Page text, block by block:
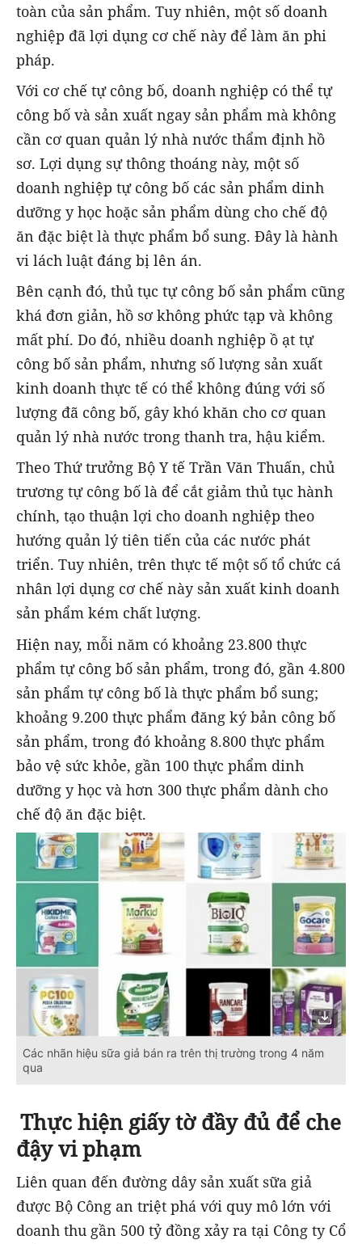
toàn của sản phẩm. Tuy nhiên, một số doanh
nghiệp đã lợi dụng cơ chế này để làm ăn phi
pháp.
Với cơ chế tự công bố, doanh nghiệp có thể tự
công bố và sản xuất ngay sản phẩm mà không
cần cơ quan quản lý nhà nước thẩm định hồ
sơ. Lợi dụng sự thông thoáng này, một số
doanh nghiệp tự công bố các sản phẩm dinh
dưỡng y học hoặc sản phẩm dùng cho chế độ
ăn đặc biệt là thực phẩm bổ sung. Đây là hành
vi lách luật đáng bị lên án.
Bên cạnh đó, thủ tục tự công bố sản phẩm cũng
khá đơn giản, hồ sơ không phức tạp và không
mất phí. Do đó, nhiều doanh nghiệp ồ ạt tự
công bố sản phẩm, nhưng số lượng sản xuất
kinh doanh thực tế có thể không đúng với số
lượng đã công bố, gây khó khăn cho cơ quan
quản lý nhà nước trong thanh tra, hậu kiểm.
Theo Thứ trưởng Bộ Y tế Trần Văn Thuấn, chủ
trương tự công bố là để cắt giảm thủ tục hành
chính, tạo thuận lợi cho doanh nghiệp theo
hướng quản lý tiên tiến của các nước phát
triển. Tuy nhiên, trên thực tế một số tổ chức cá
nhân lợi dụng cơ chế này sản xuất kinh doanh
sản phẩm kém chất lượng.
Hiện nay, mỗi năm có khoảng 23.800 thực
phẩm tự công bố sản phẩm, trong đó, gần 4.800
sản phẩm tự công bố là thực phẩm bổ sung;
khoảng 9.200 thực phẩm đăng ký bản công bố
sản phẩm, trong đó khoảng 8.800 thực phẩm
bảo vệ sức khỏe, gần 100 thực phẩm dinh
dưỡng y học và hơn 300 thực phẩm dành cho
chế độ ăn đặc biệt.
Các nhãn hiệu sữa giả bán ra trên thị trường trong 4 năm
qua
Thực hiện giấy tờ đầy đủ để che
đậy vi phạm
Liên quan đến đường dây sản xuất sữa giả
được Bộ Công an triệt phá với quy mô lớn với
doanh thu gần 500 tỷ đồng xảy ra tại Công ty Cổ